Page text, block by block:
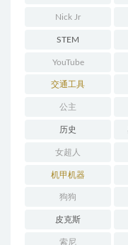
Nick Jr
STEM
YouTube
交通工具
公主
历史
女超人
机甲机器
狗狗
皮克斯
索尼